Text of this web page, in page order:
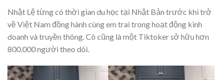
Nhật Lệ từng có thời gian du học tại Nhật Bản trước khi trở
về Việt Nam đồng hành cùng em trai trong hoạt động kinh
doanh và truyền thông. Cô cũng là một Tiktoker sở hữu hơn
800.000 người theo dõi.